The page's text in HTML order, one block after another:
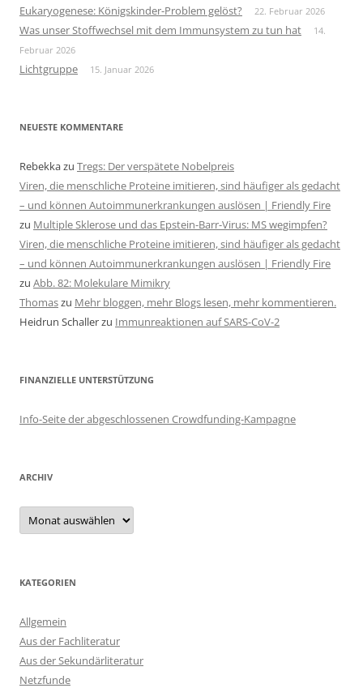
Eukaryogenese: Königskinder-Problem gelöst? 22. Februar 2026
Was unser Stoffwechsel mit dem Immunsystem zu tun hat
14.
Februar 2026
Lichtgruppe 15. Januar 2026
NEUESTE KOMMENTARE
Rebekkazu Tregs: Der verspätete Nobelpreis
Viren, die menschliche Proteine imitieren, sind häufiger als gedacht
– und können Autoimmunerkrankungen auslösen | Friendly Fire
zu Multiple Sklerose und das Epstein-Barr-Virus: MS wegimpfen?
Viren, die menschliche Proteine imitieren, sind häufiger als gedacht
– und können Autoimmunerkrankungen auslösen | Friendly Fire
zu Abb. 82: Molekulare Mimikry
Thomaszu Mehr bloggen, mehr Blogs lesen, mehr kommentieren.
Heidrun Schallerzu Immunreaktionen auf SARS-CoV-2
FINANZIELLE UNTERSTÜTZUNG
Info-Seite der abgeschlossenen Crowdfunding-Kampagne
ARCHIV
Archiv
KATEGORIEN
Allgemein
Aus der Fachliteratur
Aus der Sekundärliteratur
Netzfunde